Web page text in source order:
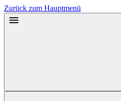
Zurück zum Hauptmenü